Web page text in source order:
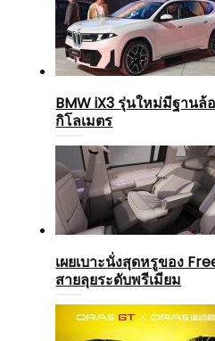
BMW iX3 รุ่นใหม่มีฐานล้
กิโลเมตร
เผยเบาะนั่งสุดหรูของ
สายลุยระดับพรีเมียม